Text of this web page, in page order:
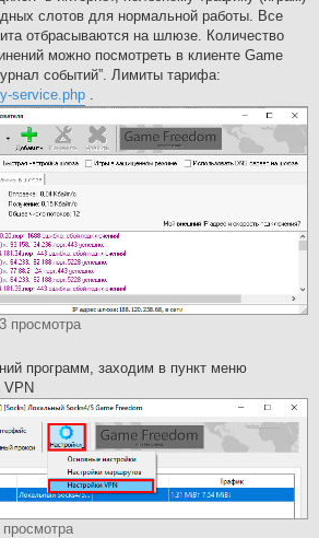
слотов для нормальной работы. Все
отбрасываются на шлюзе. Количество
можно посмотреть в клиенте Game
событий”. Лимиты тарифа:
service.php
просмотра
программ, заходим в пункт меню
VPN